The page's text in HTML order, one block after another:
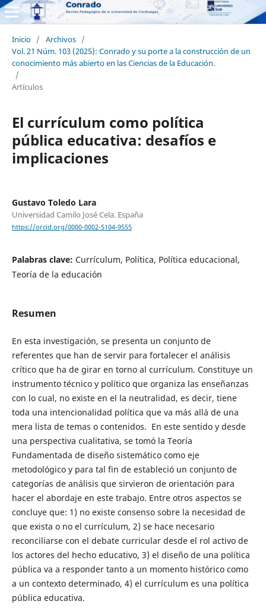
Inicio / Archivos /
Vol. 21 Núm. 103 (2025): Conrado y su porte a la construcción de un
conocimiento más abierto en las Ciencias de la Educación.
/
Artículos
El currículum como política
pública educativa: desafíos e
implicaciones
Gustavo Toledo Lara
Universidad Camilo José Cela. España
https://orcid.org/0000-0002-5104-9555
Palabras clave: Currículum, Política, Política educacional,
Teoría de la educación
Resumen
En esta investigación, se presenta un conjunto de
referentes que han de servir para fortalecer el análisis
crítico que ha de girar en torno al currículum. Constituye un
instrumento técnico y político que organiza las enseñanzas
con lo cual, no existe en el la neutralidad, es decir, tiene
toda una intencionalidad política que va más allá de una
mera lista de temas o contenidos. En este sentido y desde
una perspectiva cualitativa, se tomó la Teoría
Fundamentada de diseño sistemático como eje
metodológico y para tal fin de estableció un conjunto de
categorías de análisis que sirvieron de orientación para
hacer el abordaje en este trabajo. Entre otros aspectos se
concluye que: 1) no existe consenso sobre la necesidad de
que exista o no el currículum, 2) se hace necesario
reconciliarse con el debate curricular desde el rol activo de
los actores del hecho educativo, 3) el diseño de una política
pública va a responder tanto a un momento histórico como
a un contexto determinado, 4) el currículum es una política
pública educativa.